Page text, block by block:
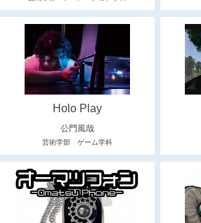
Holo Play
公門風哉
芸術学部 ゲーム学科